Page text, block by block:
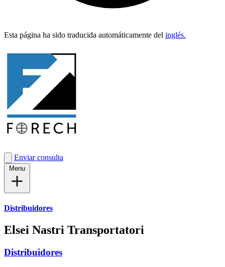
Esta pági­na ha sido tra­duci­da automáti­ca­mente del inglés.
Enviar consulta
Distribuidores
Elsei Nastri Transportatori
Distribuidores